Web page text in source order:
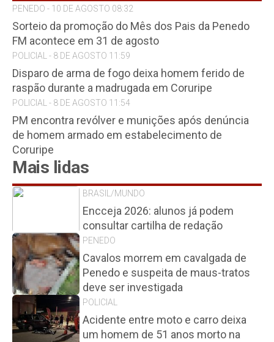
PENEDO - 10 DE AGOSTO 08:32
Sorteio da promoção do Mês dos Pais da Penedo
FM acontece em 31 de agosto
POLICIAL - 8 DE AGOSTO 11:59
Disparo de arma de fogo deixa homem ferido de
raspão durante a madrugada em Coruripe
POLICIAL - 8 DE AGOSTO 11:54
PM encontra revólver e munições após denúncia
de homem armado em estabelecimento de
Coruripe
Mais lidas
BRASIL/MUNDO
Encceja 2026: alunos já podem
consultar cartilha de redação
PENEDO
Cavalos morrem em cavalgada de
Penedo e suspeita de maus-tratos
deve ser investigada
POLICIAL
Acidente entre moto e carro deixa
um homem de 51 anos morto na